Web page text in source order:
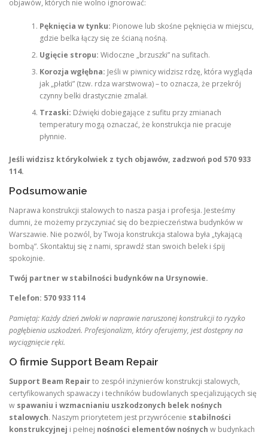
objawów, których nie wolno ignorować:
Pęknięcia w tynku: Pionowe lub skośne pęknięcia w miejscu,
gdzie belka łączy się ze ścianą nośną.
Ugięcie stropu: Widoczne „brzuszki” na sufitach.
Korozja wgłębna: Jeśli w piwnicy widzisz rdzę, która wygląda
jak „płatki” (tzw. rdza warstwowa) – to oznacza, że przekrój
czynny belki drastycznie zmalał.
Trzaski: Dźwięki dobiegające z sufitu przy zmianach
temperatury mogą oznaczać, że konstrukcja nie pracuje
płynnie.
Jeśli widzisz którykolwiek z tych objawów, zadzwoń pod 570 933
114.
Podsumowanie
Naprawa konstrukcji stalowych to nasza pasja i profesja. Jesteśmy
dumni, że możemy przyczyniać się do bezpieczeństwa budynków w
Warszawie. Nie pozwól, by Twoja konstrukcja stalowa była „tykającą
bombą”. Skontaktuj się z nami, sprawdź stan swoich belek i śpij
spokojnie.
Twój partner w stabilności budynków na Ursynowie.
Telefon: 570 933 114
Pamiętaj: Każdy dzień zwłoki w naprawie naruszonej konstrukcji to ryzyko
pogłębienia uszkodzeń. Profesjonalizm, który oferujemy, jest dostępny na
wyciągnięcie ręki.
O firmie Support Beam Repair
Support Beam Repairto zespół inżynierów konstrukcji stalowych,
certyfikowanych spawaczy i techników budowlanych specjalizujących się
w spawaniu i wzmacnianiu uszkodzonych belek nośnych
stalowych. Naszym priorytetem jest przywrócenie stabilności
konstrukcyjnej i pełnej nośności elementów nośnych w budynkach